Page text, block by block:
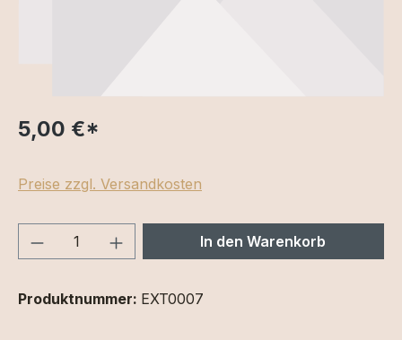
5,00 €*
Preise zzgl. Versandkosten
Produkt Anzahl: Gib denIn den Warenkorb
Produktnummer: EXT0007